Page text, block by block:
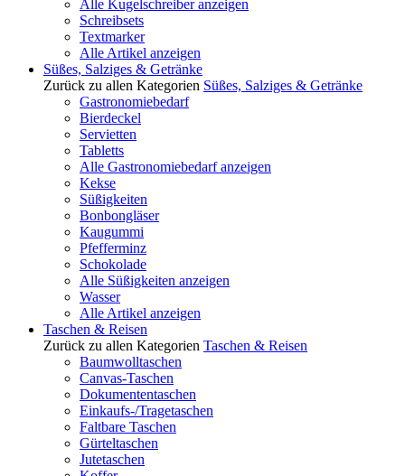
Alle Kugelschreiber anzeigen
Schreibsets
Textmarker
Alle Artikel anzeigen
Süßes, Salziges & Getränke
Zurück zu allen Kategorien Süßes, Salziges & Getränke
Gastronomiebedarf
Bierdeckel
Servietten
Tabletts
Alle Gastronomiebedarf anzeigen
Kekse
Süßigkeiten
Bonbongläser
Kaugummi
Pfefferminz
Schokolade
Alle Süßigkeiten anzeigen
Wasser
Alle Artikel anzeigen
Taschen & Reisen
Zurück zu allen Kategorien Taschen & Reisen
Baumwolltaschen
Canvas-Taschen
Dokumententaschen
Einkaufs-/Tragetaschen
Faltbare Taschen
Gürteltaschen
Jutetaschen